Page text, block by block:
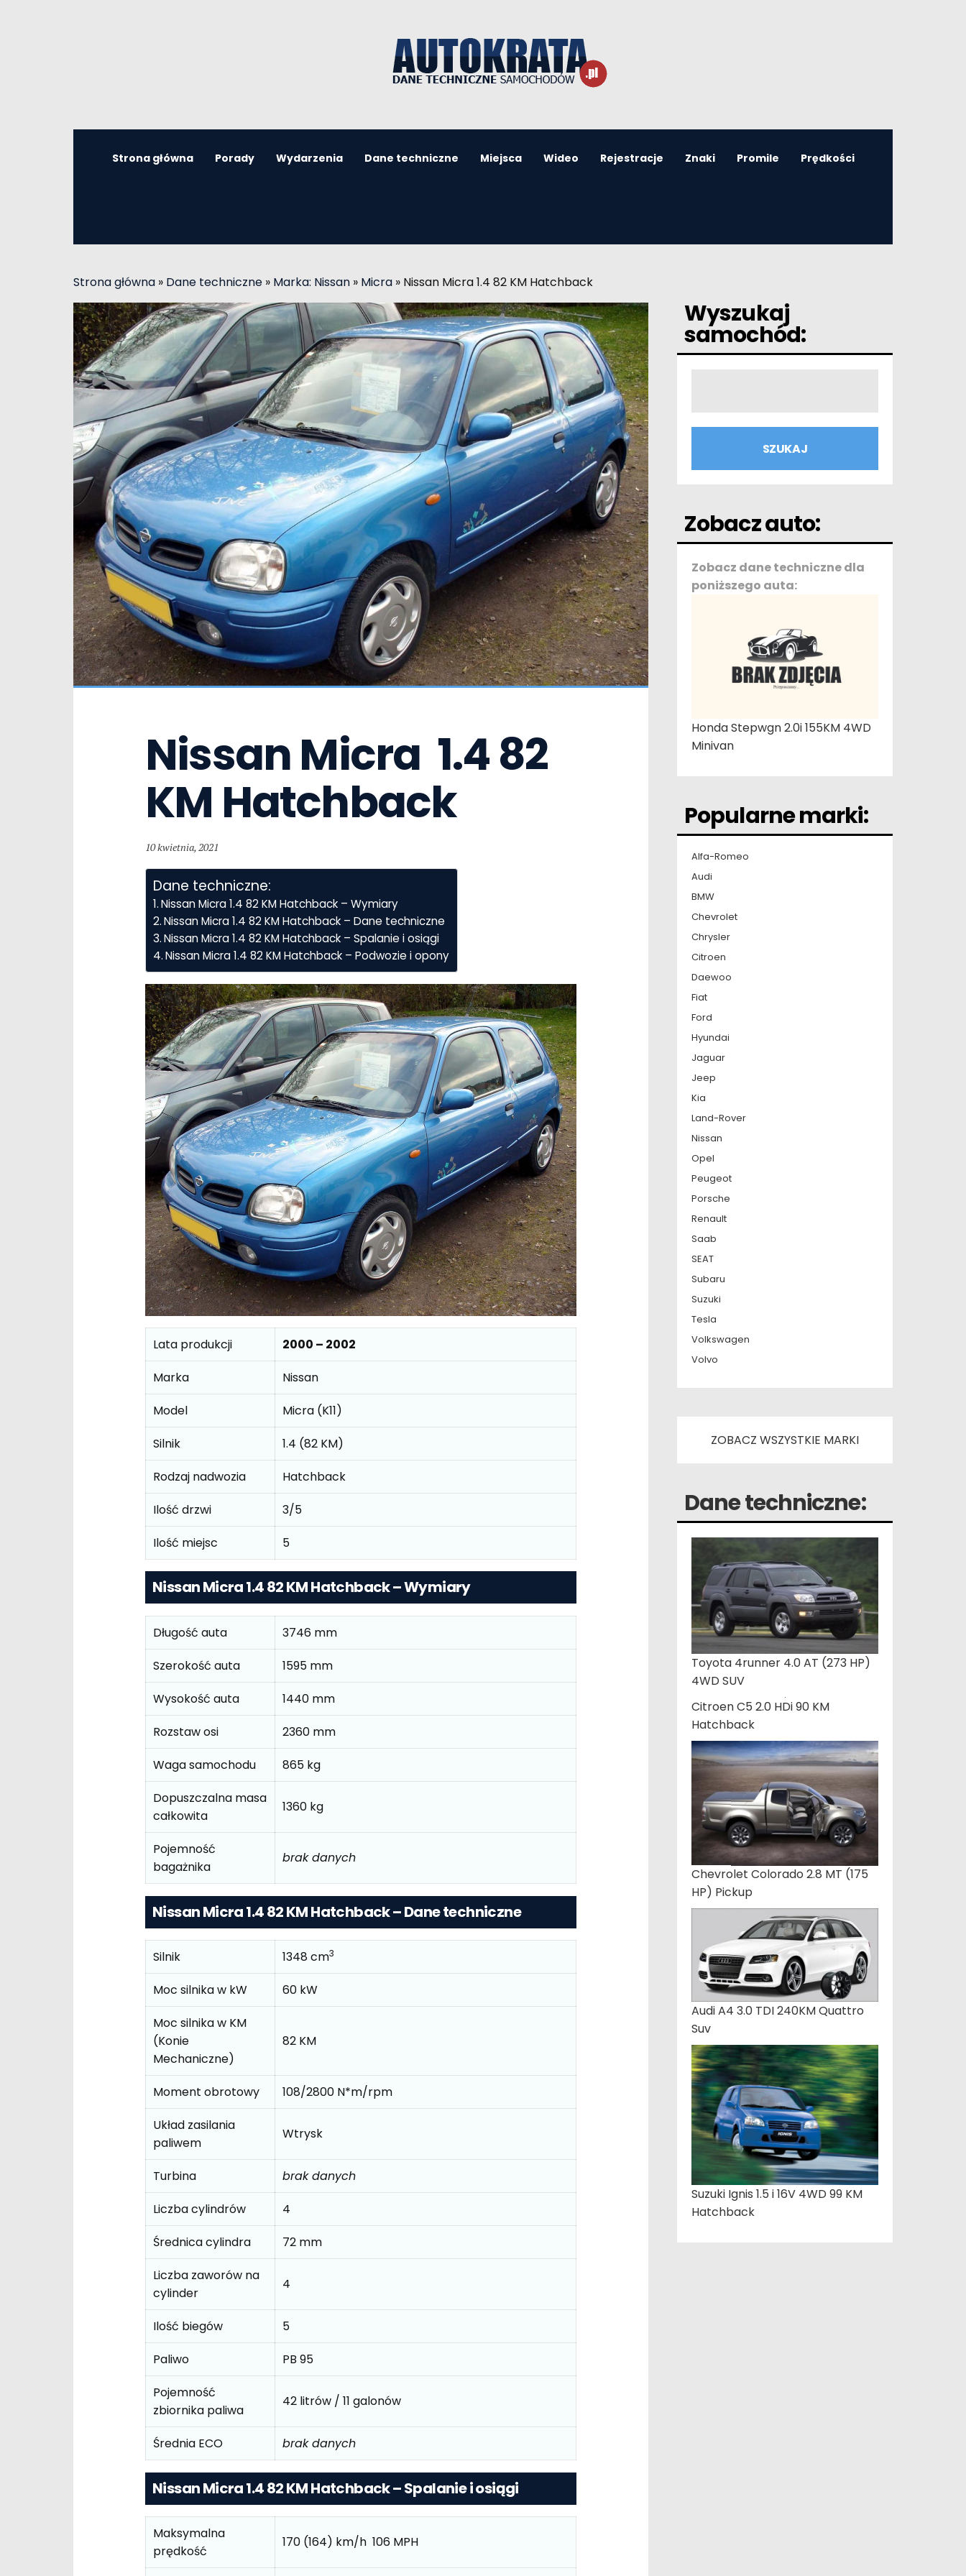
Strona główna Porady Wydarzenia Dane techniczne Miejsca Wideo Rejestracje Znaki Promile Prędkości
Strona główna » Dane techniczne » Marka: Nissan » Micra » Nissan Micra 1.4 82 KM Hatchback
Nissan Micra  1.4 82
KM Hatchback
10 kwietnia, 2021
Dane techniczne:
Nissan Micra 1.4 82 KM Hatchback – Wymiary
Nissan Micra 1.4 82 KM Hatchback – Dane techniczne
Nissan Micra 1.4 82 KM Hatchback – Spalanie i osiągi
Nissan Micra 1.4 82 KM Hatchback – Podwozie i opony
Lata produkcji
2000 – 2002
Marka
Nissan
Model
Micra (K11)
Silnik
1.4 (82 KM)
Rodzaj nadwozia
Hatchback
Ilość drzwi
3/5
Ilość miejsc
5
Nissan Micra 1.4 82 KM Hatchback – Wymiary
Długość auta
3746 mm
Szerokość auta
1595 mm
Wysokość auta
1440 mm
Rozstaw osi
2360 mm
Waga samochodu
865 kg
Dopuszczalna masa
całkowita
1360 kg
Pojemność
bagażnika
brak danych
Nissan Micra 1.4 82 KM Hatchback – Dane techniczne
Silnik 1348 cm3
Moc silnika w kW
60 kW
Moc silnika w KM
(Konie
Mechaniczne)
82 KM
Moment obrotowy
108/2800 N*m/rpm
Układ zasilania
paliwem
Wtrysk
Turbina
brak danych
Liczba cylindrów
4
Średnica cylindra
72 mm
Liczba zaworów na
cylinder
4
Ilość biegów
5
Paliwo
PB 95
Pojemność
zbiornika paliwa
42 litrów / 11 galonów
Średnia ECO brak danych
Nissan Micra 1.4 82 KM Hatchback – Spalanie i osiągi
Maksymalna
prędkość
170 (164) km/h 106 MPH
Wyszukaj
samochód:
Zobacz auto:
Zobacz dane techniczne dla
poniższego auta:
Honda Stepwgn 2.0i 155KM 4WD
Minivan
Popularne marki:
Alfa-Romeo
Audi
BMW
Chevrolet
Chrysler
Citroen
Daewoo
Fiat
Ford
Hyundai
Jaguar
Jeep
Kia
Land-Rover
Nissan
Opel
Peugeot
Porsche
Renault
Saab
SEAT
Subaru
Suzuki
Tesla
Volkswagen
Volvo
ZOBACZ WSZYSTKIE MARKI
Dane techniczne:
Toyota 4runner 4.0 AT (273 HP)
4WD SUV
Citroen C5 2.0 HDi 90 KM
Hatchback
Chevrolet Colorado 2.8 MT (175
HP) Pickup
Audi A4 3.0 TDI 240KM Quattro
Suv
Suzuki Ignis 1.5 i 16V 4WD 99 KM
Hatchback